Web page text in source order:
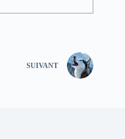
SUIVANT